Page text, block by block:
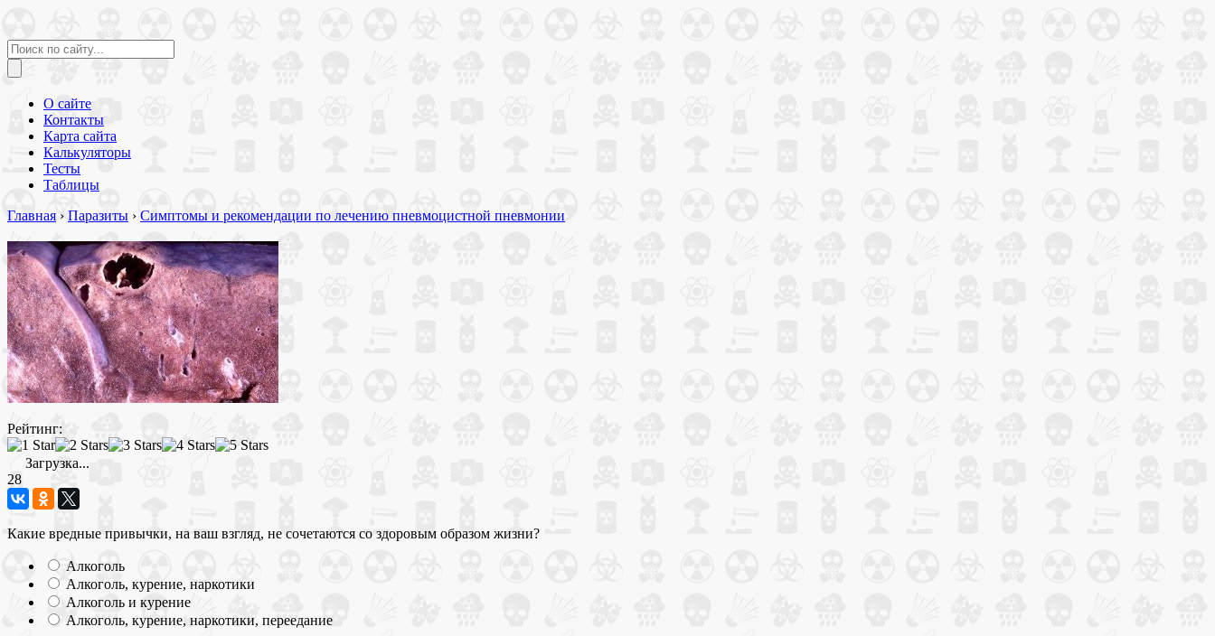
О сайте
Контакты
Карта сайта
Калькуляторы
Тесты
Таблицы
Главная › Паразиты › Симптомы и рекомендации по лечению пневмоцистной пневмонии
Рейтинг:
Загрузка...
28
Какие вредные привычки, на ваш взгляд, не сочетаются со здоровым образом жизни?
Алкоголь
Алкоголь, курение, наркотики
Алкоголь и курение
Алкоголь, курение, наркотики, переедание